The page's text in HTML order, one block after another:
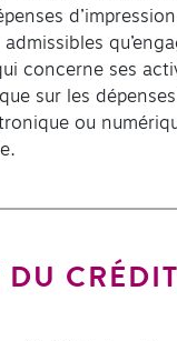
concerne ses
sur les
ou
CRÉDIT